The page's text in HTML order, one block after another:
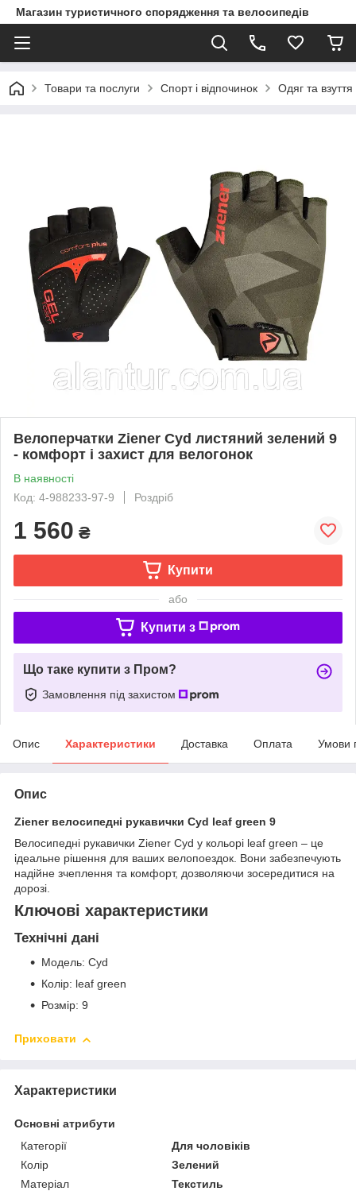
Магазин туристичного спорядження та велосипедів
Товари та послуги Спорт і відпочинок Одяг та
Велоперчатки Ziener Cyd листяний зелений 9
- комфорт і захист для велогонок
В наявності
Код: 4-988233-97-9
Роздріб
1 560 ₴
Купити
або
Купити з
Що таке купити з Пром?
Замовлення під захистом
Опис Характеристики Доставка Оплата Умови
Опис
Ziener велосипедні рукавички Cyd leaf green 9
Велосипедні рукавички Ziener Cyd у кольорі leaf green – це
ідеальне рішення для ваших велопоездок. Вони забезпечують
надійне зчеплення та комфорт, дозволяючи зосередитися на
дорозі.
Ключові характеристики
Технічні дані
Модель: Cyd
Колір: leaf green
Розмір: 9
Приховати
Характеристики
Основні атрибути
Категорії
Для чоловіків
Колір
Зелений
Матеріал
Текстиль